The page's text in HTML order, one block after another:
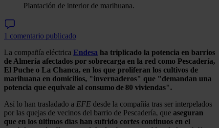
Plantación de interior de marihuana.
1 comentario publicado
La compañía eléctrica Endesa ha triplicado la potencia en barrios
de Almería afectados por sobrecarga en la red como Pescadería,
El Puche o La Chanca, en los que proliferan los cultivos de
marihuana en domicilios, "invernaderos" que "demandan una
potencia que equivale al consumo de 80 viviendas".
Así lo han trasladado a EFE desde la compañía tras ser interpelados
por las quejas de vecinos del barrio de Pescadería, que aseguran
que en los últimos días han sufrido cortes continuos en el